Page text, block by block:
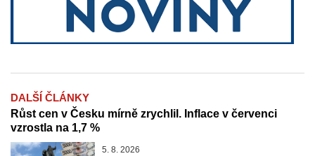
DALŠÍ ČLÁNKY
Růst cen v Česku mírně zrychlil. Inflace v červenci
vzrostla na 1,7 %
5. 8. 2026